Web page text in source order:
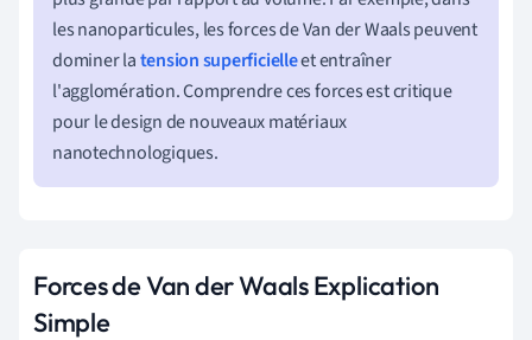
les nanoparticules, les forces de Van der Waals peuvent
dominer latension superficielleet entraîner
l'agglomération. Comprendre ces forces est critique
pour le design de nouveaux matériaux
nanotechnologiques.
Forces de Van der Waals Explication
Simple